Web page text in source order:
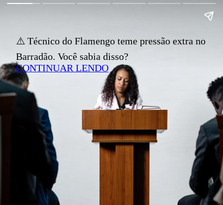
⚠️ Técnico do Flamengo teme pressão extra no
Barradão. Você sabia disso?
CONTINUAR LENDO